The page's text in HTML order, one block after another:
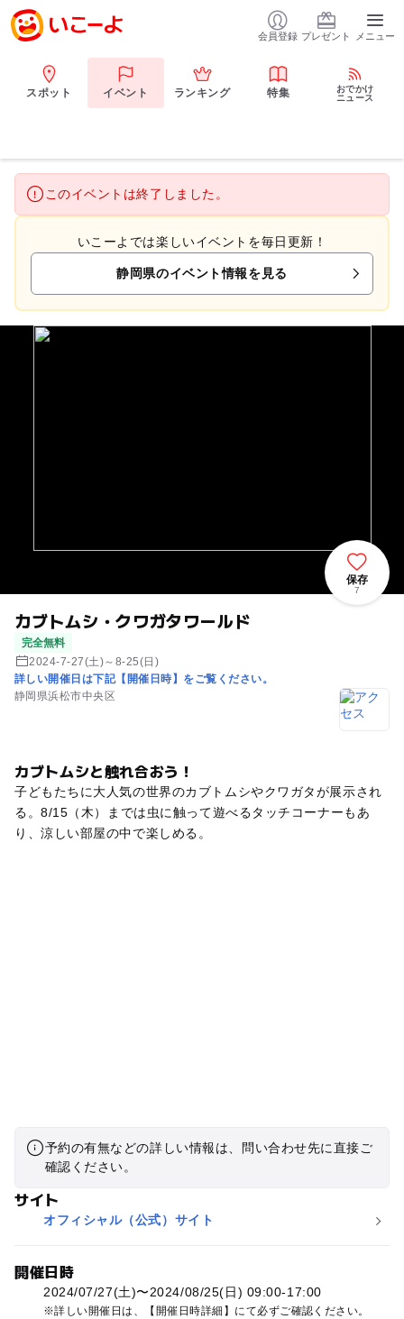
会員登録 プレゼント メニュー
スポット イベント ランキング 特集
おでかけ
ニュース
このイベントは終了しました。
いこーよでは楽しいイベントを毎日更新！
静岡県のイベント情報を見る
カブトムシ・クワガタワールド
完全無料
2024-7-27(土)～8-25(日)
詳しい開催日は下記【開催日時】をご覧ください。
静岡県浜松市中央区
保存
7
カブトムシと触れ合おう！
子どもたちに大人気の世界のカブトムシやクワガタが展示され
る。8/15（木）までは虫に触って遊べるタッチコーナーもあ
り、涼しい部屋の中で楽しめる。
予約の有無などの詳しい情報は、問い合わせ先に直接ご
確認ください。
サイト
オフィシャル（公式）サイト
開催日時
2024/07/27(土)〜2024/08/25(日) 09:00-17:00
詳しい開催日は、【開催日時詳細】にて必ずご確認ください。